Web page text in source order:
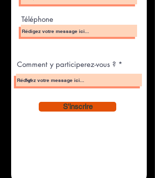
Téléphone
Comment y participerez-vous ?
S'inscrire